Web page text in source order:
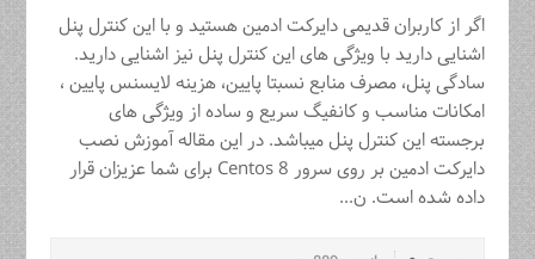
اگر از کاربران قدیمی دایرکت ادمین هستید و با این کنترل پنل
اشنایی دارید با ویژگی های این کنترل پنل نیز اشنایی دارید.
سادگی پنل، مصرف منابع نسبتا پایین، هزینه لایسنس پایین ،
امکانات مناسب و کانفیگ سریع و ساده از ویژگی های
برجسته این کنترل پنل میباشد. در این مقاله آموزش نصب
دایرکت ادمین بر روی سرور Centos 8 برای شما عزیزان قرار
داده شده است. ن...